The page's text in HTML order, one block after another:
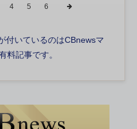
4 5 6
付いているのはCBnewsマ
料記事です。